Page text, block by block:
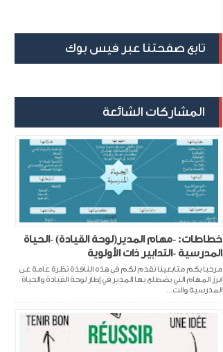
تابع صفحتنا عبر فيس بوك
المشاركات الشائعة
خطاطات: -مهام المدير(لوحة القيادة) -الحياة
المدرسية -التدابير ذات الأولوية
مرحبا بكم متابعينا نقدم لكم في هذه النافذة نظرة عامة عن
ابرز المهام التي يضطلع بها المدير في إطار لوحة القيادة والحياة
المدرسية والت...